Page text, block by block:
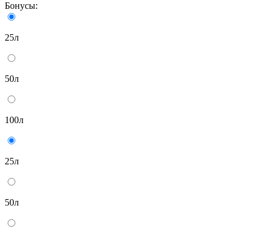
Бонусы:
25л
50л
100л
25л
50л